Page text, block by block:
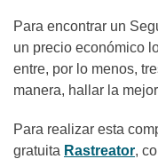
Para encontrar un
un precio económico
entre, por lo menos,
manera, hallar la
Para realizar esta
gratuita Rastreator,